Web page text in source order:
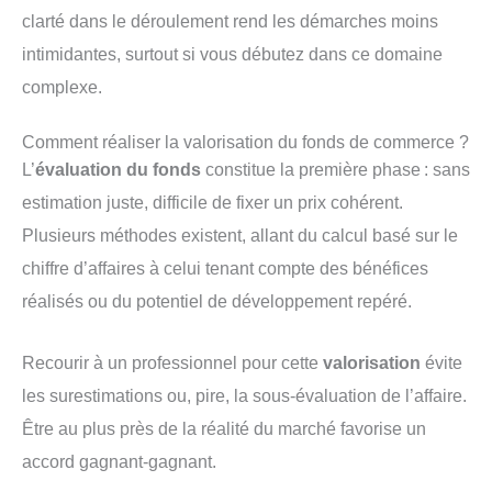
clarté dans le déroulement rend les démarches moins
intimidantes, surtout si vous débutez dans ce domaine
complexe.
Comment réaliser la valorisation du fonds de commerce ?
L’évaluation du fonds constitue la première phase : sans
estimation juste, difficile de fixer un prix cohérent.
Plusieurs méthodes existent, allant du calcul basé sur le
chiffre d’affaires à celui tenant compte des bénéfices
réalisés ou du potentiel de développement repéré.
Recourir à un professionnel pour cette valorisation évite
les surestimations ou, pire, la sous-évaluation de l’affaire.
Être au plus près de la réalité du marché favorise un
accord gagnant-gagnant.